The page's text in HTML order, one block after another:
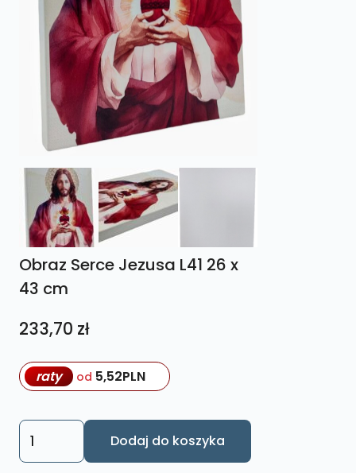
Obraz Serce Jezusa L41 26 x
43 cm
233,70 zł
raty od 5,52PLN
ilość
Obraz
Dodaj do koszyka